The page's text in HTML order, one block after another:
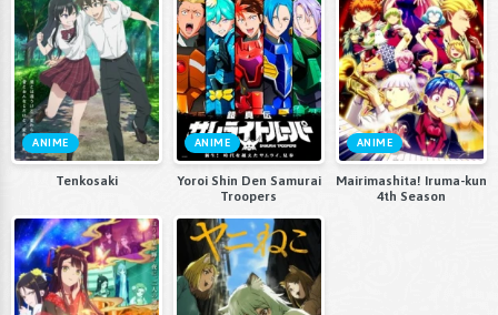
ANIME
Tenkosaki
ANIME
Yoroi Shin Den Samurai
Troopers
ANIME
Mairimashita! Iruma-kun
4th Season